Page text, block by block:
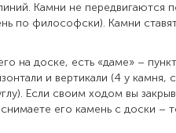
Камни не передвигаются
по философски). Камни
доске, есть «даме» –
и вертикали (4 у камня,
Если своим ходом вы
его камень с доски –